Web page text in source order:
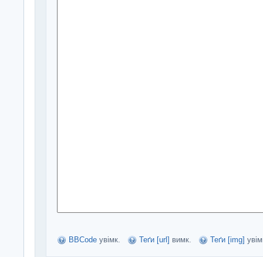
BBCode увімк. Теґи [url] вимк. Теґи [img]